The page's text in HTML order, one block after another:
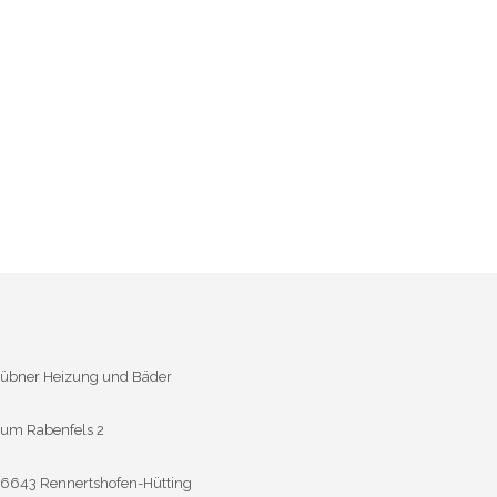
Heizung und Bäder
Rabenfels 2
Rennertshofen-Hütting